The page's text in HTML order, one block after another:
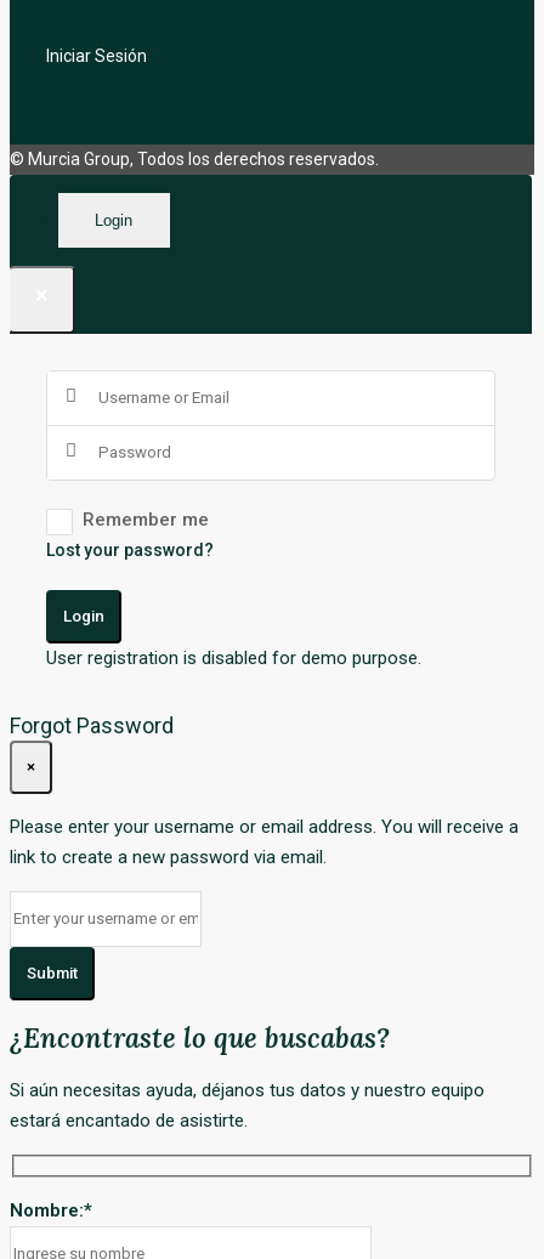
Iniciar Sesión
© Murcia Group, Todos los derechos reservados.
Login
Remember me
Lost your password?
Login
User registration is disabled for demo purpose.
Forgot Password
×
Please enter your username or email address. You will receive a
link to create a new password via email.
Submit
¿Encontraste lo que buscabas?
Si aún necesitas ayuda, déjanos tus datos y nuestro equipo
estará encantado de asistirte.
Nombre:*